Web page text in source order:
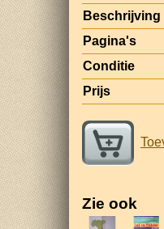
Beschrijving
Pagina's
Conditie
Prijs
Zie ook